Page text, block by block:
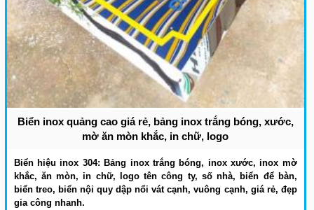
Biển inox quảng cao giá rẻ, bảng inox trắng bóng, xước,
mờ ăn mòn khắc, in chữ, logo
Biển hiệu inox 304: Bảng inox trắng bóng, inox xước, inox mờ
khắc, ăn mòn, in chữ, logo tên công ty, số nhà, biển để bàn,
biển treo, biển nội quy dập nổi vát cạnh, vuông cạnh, giá rẻ, đẹp
gia công nhanh.